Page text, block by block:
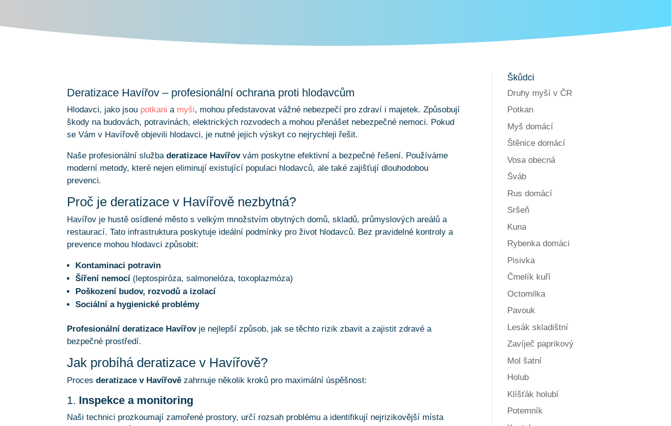
Deratizace Havířov – profesionální ochrana proti hlodavcům
Hlodavci, jako jsou potkani a myši, mohou představovat vážné nebezpečí pro zdraví i majetek. Způsobují
škody na budovách, potravinách, elektrických rozvodech a mohou přenášet nebezpečné nemoci. Pokud
se Vám v Havířově objevili hlodavci, je nutné jejich výskyt co nejrychleji řešit.
Naše profesionální službaderatizace Havířovvám poskytne efektivní a bezpečné řešení. Používáme
moderní metody, které nejen eliminují existující populaci hlodavců, ale také zajišťují dlouhodobou
prevenci.
Proč je deratizace v Havířově nezbytná?
Havířov je hustě osídlené město s velkým množstvím obytných domů, skladů, průmyslových areálů a
restaurací. Tato infrastruktura poskytuje ideální podmínky pro život hlodavců. Bez pravidelné kontroly a
prevence mohou hlodavci způsobit:
Kontaminaci potravin
Šíření nemocí (leptospiróza, salmonelóza, toxoplazmóza)
Poškození budov, rozvodů a izolací
Sociální a hygienické problémy
Profesionální deratizace Havířovje nejlepší způsob, jak se těchto rizik zbavit a zajistit zdravé a
bezpečné prostředí.
Jak probíhá deratizace v Havířově?
Procesderatizace v Havířově zahrnuje několik kroků pro maximální úspěšnost:
1. Inspekce a monitoring
Naši technici prozkoumají zamořené prostory, určí rozsah problému a identifikují nejrizikovější místa
Škůdci
Druhy myší v ČR
Potkan
Myš domácí
Štěnice domácí
Vosa obecná
Šváb
Rus domácí
Sršeň
Kuna
Rybenka domáci
Pisivka
Čmelík kuří
Octomilka
Pavouk
Lesák skladištní
Zavíječ paprikový
Mol šatní
Holub
Klíšťák holubí
Potemník